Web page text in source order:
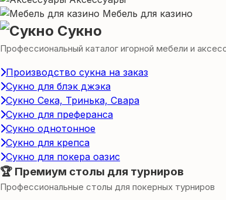
Мебель для казино
Сукно
Профессиональный каталог игорной мебели и
Производство сукна на заказ
Сукно для блэк джэка
Сукно Сека, Тринька, Свара
Сукно для преферанса
Сукно однотонное
Сукно для крепса
Сукно для покера оазис
🏆 Премиум столы для турниров
Профессиональные столы для покерных турниров